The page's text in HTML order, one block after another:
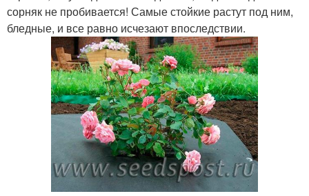
сорняк не пробивается! Самые стойкие растут под ним,
бледные, и все равно исчезают впоследствии.